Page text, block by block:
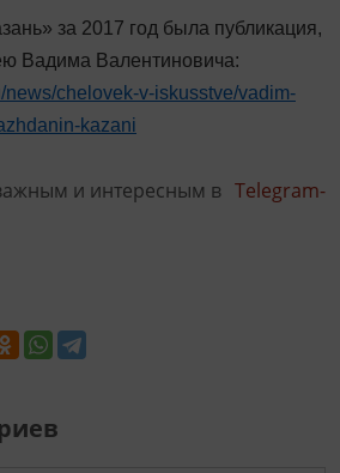
за 2017 год была публикация,
Вадима Валентиновича:
news/chelovek-v-iskusstve/vadim-
kazani
и интересным в Telegram-